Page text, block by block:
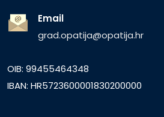
Email
grad.opatija@opatija.hr
OIB: 99455464348
IBAN: HR5723600001830200000